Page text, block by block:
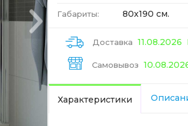
Габариты: 80x190 см.
Доставка 11.08.2026
Самовывоз
Характеристики